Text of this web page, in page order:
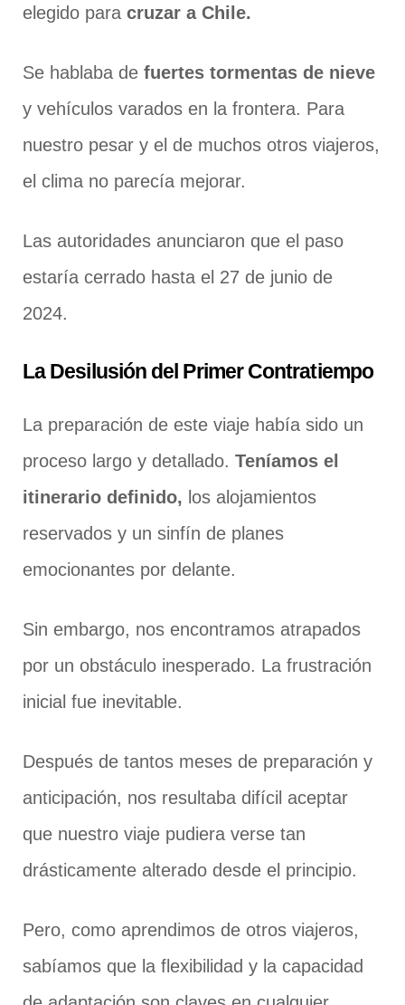
elegido para cruzar a Chile.
Se hablaba de fuertes tormentas de nieve
y vehículos varados en la frontera. Para
nuestro pesar y el de muchos otros viajeros,
el clima no parecía mejorar.
Las autoridades anunciaron que el paso
estaría cerrado hasta el 27 de junio de
2024.
La Desilusión del Primer Contratiempo
La preparación de este viaje había sido un
proceso largo y detallado. Teníamos el
itinerario definido, los alojamientos
reservados y un sinfín de planes
emocionantes por delante.
Sin embargo, nos encontramos atrapados
por un obstáculo inesperado. La frustración
inicial fue inevitable.
Después de tantos meses de preparación y
anticipación, nos resultaba difícil aceptar
que nuestro viaje pudiera verse tan
drásticamente alterado desde el principio.
Pero, como aprendimos de otros viajeros,
sabíamos que la flexibilidad y la capacidad